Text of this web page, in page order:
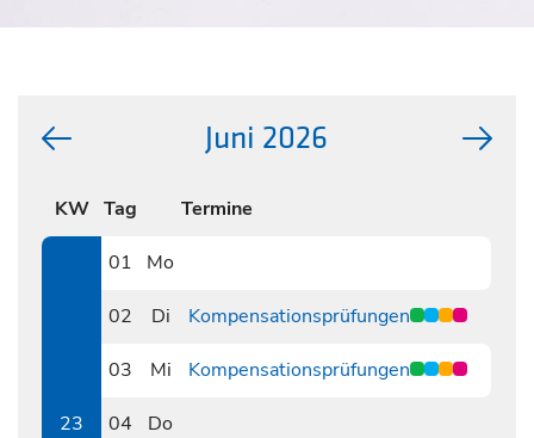
Juni 2026
KW Tag Termine
23
01
Mo
02
Di Kompensationsprüfungen
03
Mi Kompensationsprüfungen
04
Do